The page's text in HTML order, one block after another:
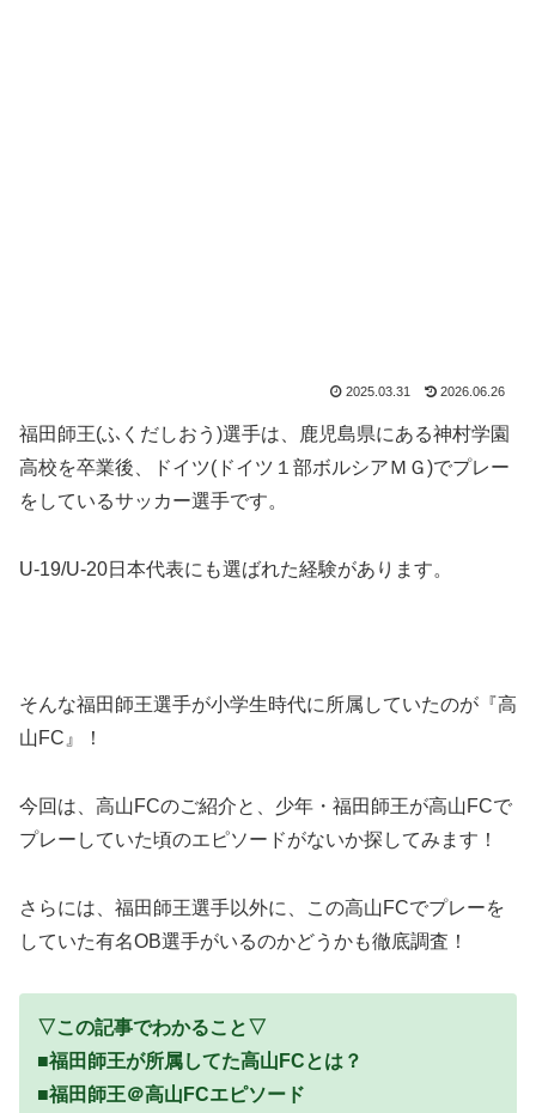
2025.03.31 2026.06.26
福田師王(ふくだしおう)選手は、鹿児島県にある神村学園
高校を卒業後、ドイツ(ドイツ１部ボルシアＭＧ)でプレー
をしているサッカー選手です。
U-19/U-20日本代表にも選ばれた経験があります。
そんな福田師王選手が小学生時代に所属していたのが『高
山FC』！
今回は、高山FCのご紹介と、少年・福田師王が高山FCで
プレーしていた頃のエピソードがないか探してみます！
さらには、福田師王選手以外に、この高山FCでプレーを
していた有名OB選手がいるのかどうかも徹底調査！
▽この記事でわかること▽
■福田師王が所属してた高山FCとは？
■福田師王＠高山FCエピソード